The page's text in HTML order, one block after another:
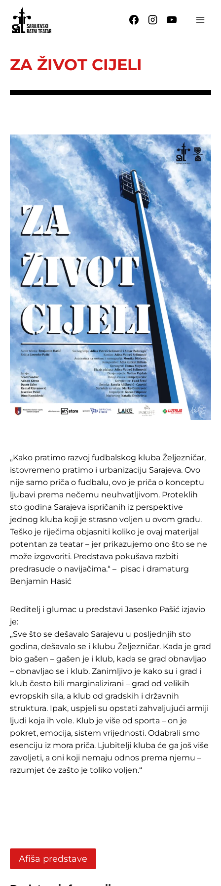
content
ZA ŽIVOT CIJELI
„Kako pratimo razvoj fudbalskog kluba Željezničar,
istovremeno pratimo i urbanizaciju Sarajeva. Ovo
nije samo priča o fudbalu, ovo je priča o konceptu
ljubavi prema nečemu neuhvatljivom. Proteklih
sto godina Sarajeva ispričanih iz perspektive
jednog kluba koji je strasno voljen u ovom gradu.
Teško je riječima objasniti koliko je ovaj materijal
potentan za teatar – jer prikazujemo ono što se ne
može izgovoriti. Predstava pokušava razbiti
predrasude o navijačima.“ – pisac i dramaturg
Benjamin Hasić
Reditelj i glumac u predstavi Jasenko Pašić izjavio
je:
„Sve što se dešavalo Sarajevu u posljednjih sto
godina, dešavalo se i klubu Željezničar. Kada je grad
bio gašen – gašen je i klub, kada se grad obnavljao
– obnavljao se i klub. Zanimljivo je kako su i grad i
klub često bili marginalizirani – grad od velikih
evropskih sila, a klub od gradskih i državnih
struktura. Ipak, uspjeli su opstati zahvaljujući armiji
ljudi koja ih vole. Klub je više od sporta – on je
pokret, emocija, sistem vrijednosti. Odabrali smo
esenciju iz mora priča. Ljubitelji kluba će ga još više
zavoljeti, a oni koji nemaju odnos prema njemu –
razumjet će zašto je toliko voljen.“
Afiša predstave